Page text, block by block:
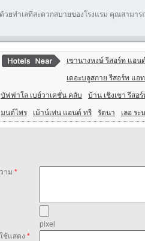
ด้วยทำเลที่สะดวกสบายของโรงแรม คุณสามา
เขานางหงษ์ รีสอร์ท แอน
เดอะบลูสกาย รีสอร์ท แอ
บัฟฟาโล เบย์วาเคชั่น คลับ บ้าน เชิงเขา รีสอร์
มนต์ไพร เม้าน์เท่น แอนด์ ทรี รัตนา เลอ ระ
าม *
pixel
ช้แสดง *